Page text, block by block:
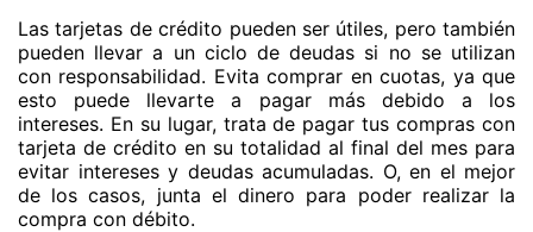
Las tarjetas de crédito pueden ser útiles, pero también
pueden llevar a un ciclo de deudas si no se utilizan
con responsabilidad. Evita comprar en cuotas, ya que
esto puede llevarte a pagar más debido a los
intereses. En su lugar, trata de pagar tus compras con
tarjeta de crédito en su totalidad al final del mes para
evitar intereses y deudas acumuladas. O, en el mejor
de los casos, junta el dinero para poder realizar la
compra con débito.